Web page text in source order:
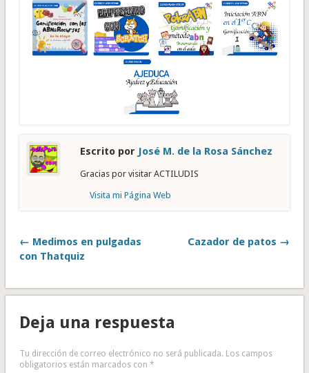
Escrito por José M. de la Rosa Sánchez
Gracias por visitar ACTILUDIS
Visita mi Página Web
← Medimos en pulgadas
con Thatquiz
Cazador de patos →
Deja una respuesta
Tu dirección de correo electrónico no será publicada. Los campos
obligatorios están marcados con *